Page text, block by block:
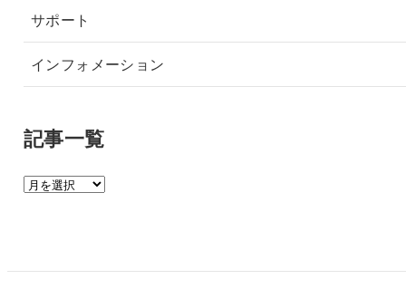
サポート
インフォメーション
記事一覧
記